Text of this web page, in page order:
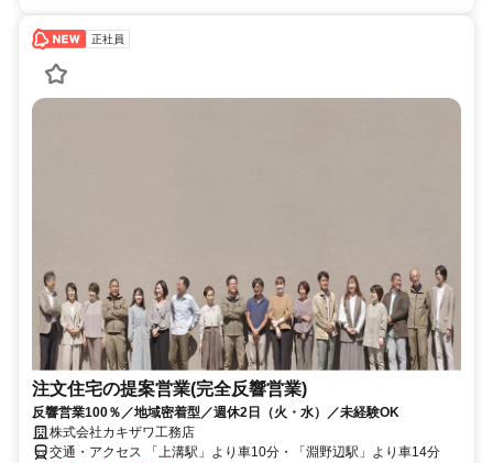
正社員
注文住宅の提案営業(完全反響営業)
反響営業100％／地域密着型／週休2日（火・水）／未経験OK
株式会社カキザワ工務店
交通・アクセス 「上溝駅」より車10分・「淵野辺駅」より車14分